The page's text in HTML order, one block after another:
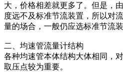
大，价格相差就更多了。但是，
度远不及标准节流装置，所以对
量的场合，一般仍应选标准节流装
二、均速管流量计结构
各种均速管本体结构大体相同，
取压点较为重要。